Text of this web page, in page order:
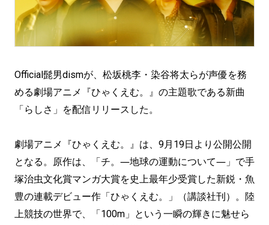
Official髭男dismが、松坂桃李・染谷将太らが声優を務
める劇場アニメ『ひゃくえむ。』の主題歌である新曲
「らしさ」を配信リリースした。
劇場アニメ『ひゃくえむ。』は、9月19日より公開公開
となる。原作は、「チ。―地球の運動について―」で手
塚治虫文化賞マンガ大賞を史上最年少受賞した新鋭・魚
豊の連載デビュー作「ひゃくえむ。」（講談社刊）。陸
上競技の世界で、「100m」という一瞬の輝きに魅せら